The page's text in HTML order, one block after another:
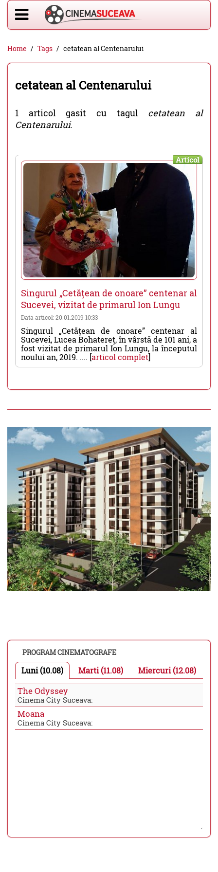
Home Tags cetatean al Centenarului
cetatean al Centenarului
1 articol gasit cu tagul cetatean al
Centenarului.
Articol
Singurul „Cetățean de onoare” centenar al
Sucevei, vizitat de primarul Ion Lungu
Data articol: 20.01.2019 10:33
Singurul „Cetățean de onoare” centenar al
Sucevei, Lucea Bohatereț, în vârstă de 101 ani, a
fost vizitat de primarul Ion Lungu, la începutul
noului an, 2019. .... [articol complet]
PROGRAM CINEMATOGRAFE
Luni (10.08) Marti (11.08) Miercuri (12.08)
The Odyssey
Cinema City Suceava:
Moana
Cinema City Suceava: